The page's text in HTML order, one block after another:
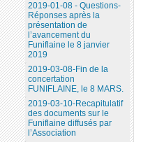
2019-01-08 - Questions-
Réponses après la
présentation de
l’avancement du
Funiflaine le 8 janvier
2019
2019-03-08-Fin de la
concertation
FUNIFLAINE, le 8 MARS.
2019-03-10-Recapitulatif
des documents sur le
Funiflaine diffusés par
l’Association